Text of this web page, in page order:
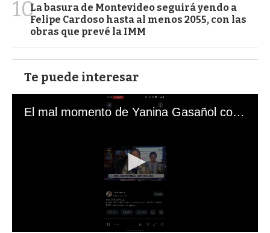
10La basura de Montevideo seguirá yendo a
Felipe Cardoso hasta al menos 2055, con las
obras que prevé la IMM
Te puede interesar
El mal momento de Yanina Gasañol con un hincha argentino en "Subrayado"